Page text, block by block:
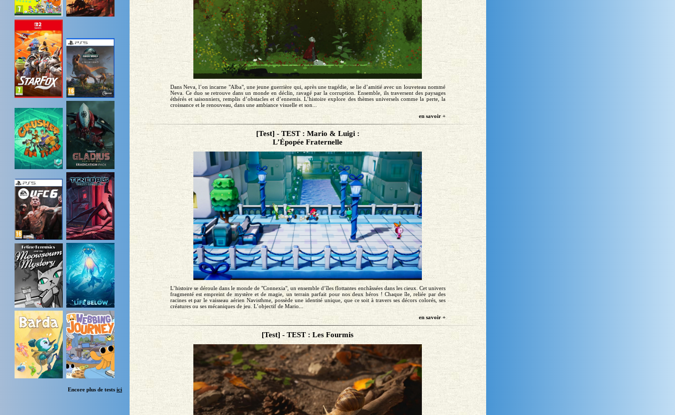
Encore plus de tests ici
Dans Neva, l’on incarne "Alba", une jeune guerrière qui, après une tragédie, se lie d’amitié avec un louveteau nommé
Neva. Ce duo se retrouve dans un monde en déclin, ravagé par la corruption. Ensemble, ils traversent des paysages
éthérés et saisonniers, remplis d’obstacles et d’ennemis. L’histoire explore des thèmes universels comme la perte, la
croissance et le renouveau, dans une ambiance visuelle et son...
en savoir +
[Test] - TEST : Mario & Luigi :
L’Épopée Fraternelle
L’histoire se déroule dans le monde de "Connexia", un ensemble d’îles flottantes enchâssées dans les cieux. Cet univers
fragmenté est empreint de mystère et de magie, un terrain parfait pour nos deux héros ! Chaque île, reliée par des
racines et par le vaisseau aérien Navisthme, possède une identité unique, que ce soit à travers ses décors colorés, ses
créatures ou ses mécaniques de jeu. L’objectif de Mario...
en savoir +
[Test] - TEST : Les Fourmis